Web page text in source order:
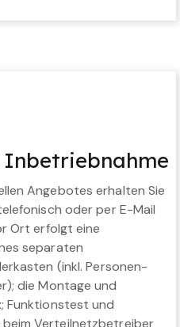
Angebotes erhalten Sie
oder per E-Mail
Ort erfolgt eine
separaten
(inkl. Personen-
die Montage und
Funktionstest und
Verteilnetzbetreiber